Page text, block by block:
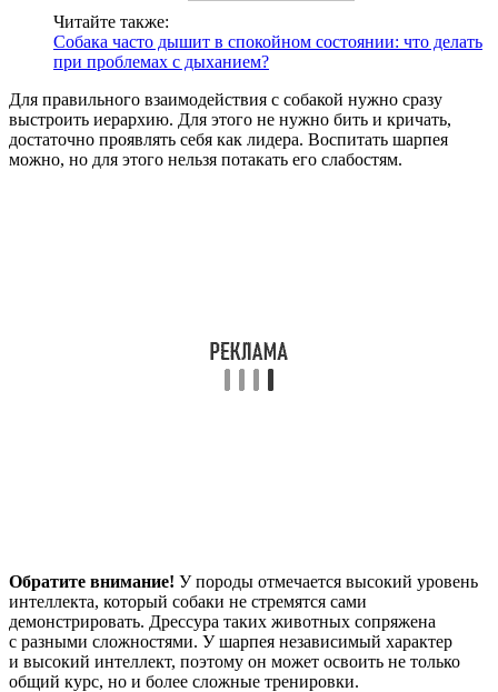
Читайте также:
Собака часто дышит в спокойном состоянии: что делать
при проблемах с дыханием?
Для правильного взаимодействия с собакой нужно сразу
выстроить иерархию. Для этого не нужно бить и кричать,
достаточно проявлять себя как лидера. Воспитать шарпея
можно, но для этого нельзя потакать его слабостям.
Обратите внимание! У породы отмечается высокий уровень
интеллекта, который собаки не стремятся сами
демонстрировать. Дрессура таких животных сопряжена
с разными сложностями. У шарпея независимый характер
и высокий интеллект, поэтому он может освоить не только
общий курс, но и более сложные тренировки.